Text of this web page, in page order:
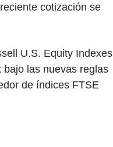
cotización se
U.S. Equity Indexes
las nuevas reglas
de índices FTSE